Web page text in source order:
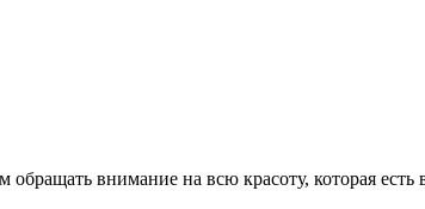
внимание на всю красоту, которая